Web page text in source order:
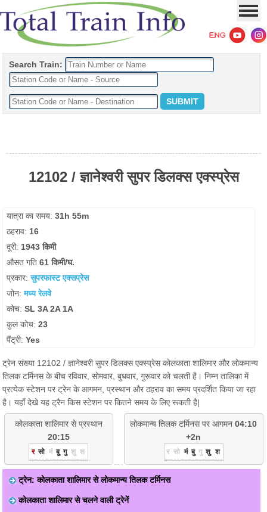
Search Train:
12102 / ज्ञानेश्वरी सुपर डिलक्स एक्स्प्रेस
यात्रा का समय:31h 55m
ठहराव: 16
दूरी: 1943 किमी
औसत गति61 किमी/घ.
प्रकार:सुपरफास्ट एक्सप्रेस
जोन:मध्य रेलवे
कोच:SL 3A 2A 1A
कुल कोच:23
पैंट्री:Yes
ट्रेन संख्या 12102 / ज्ञानेश्वरी सुपर डिलक्स एक्स्प्रेस कोलकाता शालिमार और लोकमान्य
तिलक टर्मिनस के बीच रविवार, सोमवार, बुधवार, गुरूवार को चलती है। निम्न तालिका में
प्रत्येक स्टेशन पर ट्रेन के आगमन, प्रस्थान और ठहराव का समय प्रदर्शित किया जा रहा
है। यहाँ देखे यह ट्रैन किस स्टेशन पर कितने समय के लिए रूकती है|
कोलकाता शालिमार से प्रस्थान
20:15
र सो मं बु गु शु श
लोकमान्य तिलक टर्मिनस पर आगमन 04:10
+2n
र सो मं बु गु शु श
ट्रेन: कोलकाता शालिमार से लोकमान्य तिलक टर्मिनस
कोलकाता शालिमार से चलने वाली ट्रेनें